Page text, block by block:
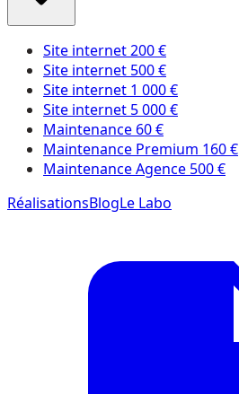
Site internet 200 €
Site internet 500 €
Site internet 1 000 €
Site internet 5 000 €
Maintenance 60 €
Maintenance Premium 160 €
Maintenance Agence 500 €
RéalisationsBlogLe Labo